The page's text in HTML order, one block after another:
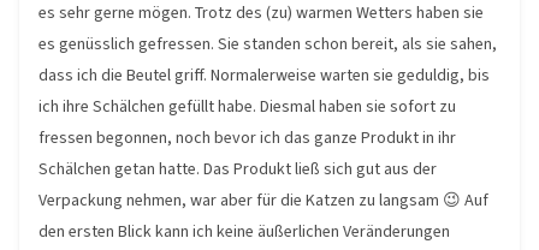
es sehr gerne mögen. Trotz des (zu) warmen Wetters haben sie
es genüsslich gefressen. Sie standen schon bereit, als sie sahen,
dass ich die Beutel griff. Normalerweise warten sie geduldig, bis
ich ihre Schälchen gefüllt habe. Diesmal haben sie sofort zu
fressen begonnen, noch bevor ich das ganze Produkt in ihr
Schälchen getan hatte. Das Produkt ließ sich gut aus der
Verpackung nehmen, war aber für die Katzen zu langsam 😉 Auf
den ersten Blick kann ich keine äußerlichen Veränderungen